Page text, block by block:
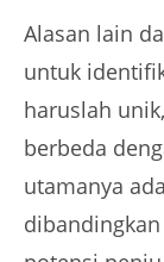
Alasan lain
untuk
haruslah
berbeda
utamanya